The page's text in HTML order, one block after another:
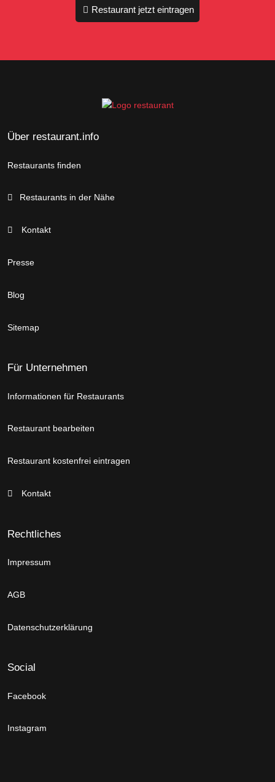
Restaurant jetzt eintragen
Über restaurant.info
Restaurants finden
Restaurants in der Nähe
Kontakt
Presse
Blog
Sitemap
Für Unternehmen
Informationen für Restaurants
Restaurant bearbeiten
Restaurant kostenfrei eintragen
Kontakt
Rechtliches
Impressum
AGB
Datenschutzerklärung
Social
Facebook
Instagram